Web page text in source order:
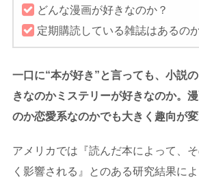
どんな漫画が好きなのか？
定期購読している雑誌はあるの
一口に“本が好き”と言っても、小説
きなのかミステリーが好きなのか。
のか恋愛系なのかでも大きく趣向が変
アメリカでは『読んだ本によって、
く影響される』とのある研究結果に